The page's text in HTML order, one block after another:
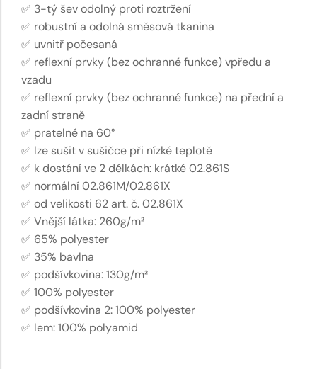
✅ 3-tý šev odolný proti roztržení
✅ robustní a odolná směsová tkanina
✅ uvnitř počesaná
✅ reflexní prvky (bez ochranné funkce) vpředu a
vzadu
✅ reflexní prvky (bez ochranné funkce) na přední a
zadní straně
✅ pratelné na 60°
✅ lze sušit v sušičce při nízké teplotě
✅ k dostání ve 2 délkách: krátké 02.861S
✅ normální 02.861M/02.861X
✅ od velikosti 62 art. č. 02.861X
✅ Vnější látka: 260g/m²
✅ 65% polyester
✅ 35% bavlna
✅ podšívkovina: 130g/m²
✅ 100% polyester
✅ podšívkovina 2: 100% polyester
✅ lem: 100% polyamid